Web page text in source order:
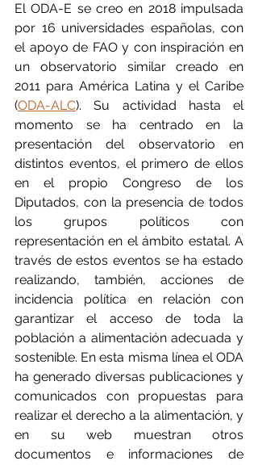
El ODA-E se creo en 2018 impulsada
por 16 universidades españolas, con
el apoyo de FAO y con inspiración en
un observatorio similar creado en
2011 para América Latina y el Caribe
(ODA-ALC). Su actividad hasta el
momento se ha centrado en la
presentación del observatorio en
distintos eventos, el primero de ellos
en el propio Congreso de los
Diputados, con la presencia de todos
los grupos políticos con
representación en el ámbito estatal. A
través de estos eventos se ha estado
realizando, también, acciones de
incidencia política en relación con
garantizar el acceso de toda la
población a alimentación adecuada y
sostenible. En esta misma línea el ODA
ha generado diversas publicaciones y
comunicados con propuestas para
realizar el derecho a la alimentación, y
en su web muestran otros
documentos e informaciones de